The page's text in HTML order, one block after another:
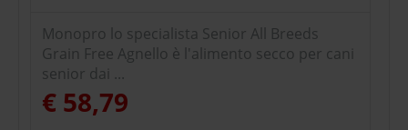
Monopro lo specialista Senior All Breeds
Grain Free Agnello è l'alimento secco per cani
senior dai ...
€ 58,79